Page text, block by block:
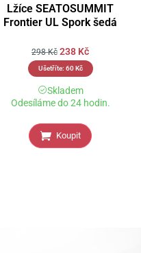
Lžíce SEATOSUMMIT
Frontier UL Spork šedá
298Kč 238 Kč
Ušetříte: 60Kč
Skladem
Odesíláme do 24 hodin.
Koupit